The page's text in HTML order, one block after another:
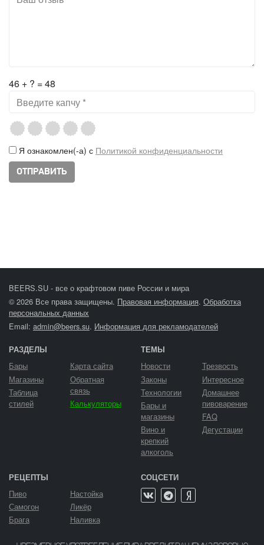
46 + ? = 48
Я ознакомлен(-а) с Политикой конфиденциальности
BEERS.SU - все о крафтовом пиве России и мира
© 2026 Все права защищены. Правовая информация. Обработка
персональных данных
Email: admin@beers.su. Информация для рекламодателей
РАЗДЕЛЫ
Бары
Магазины
Таблица
стилей
Карта сайта
Обратная
связь
Калькуляторы
ТЕМЫ
Новости
Законы
Технологии
Бары и
магазины
Вино и
крепкий
алкоголь
Трезвость
Интересное
Домашнее
пивоварение
FAQ
Дегустации
РЕЦЕПТЫ
Пиво
Самогон
Брага
Настойка
Ликёр
Наливка
СОЦСЕТИ